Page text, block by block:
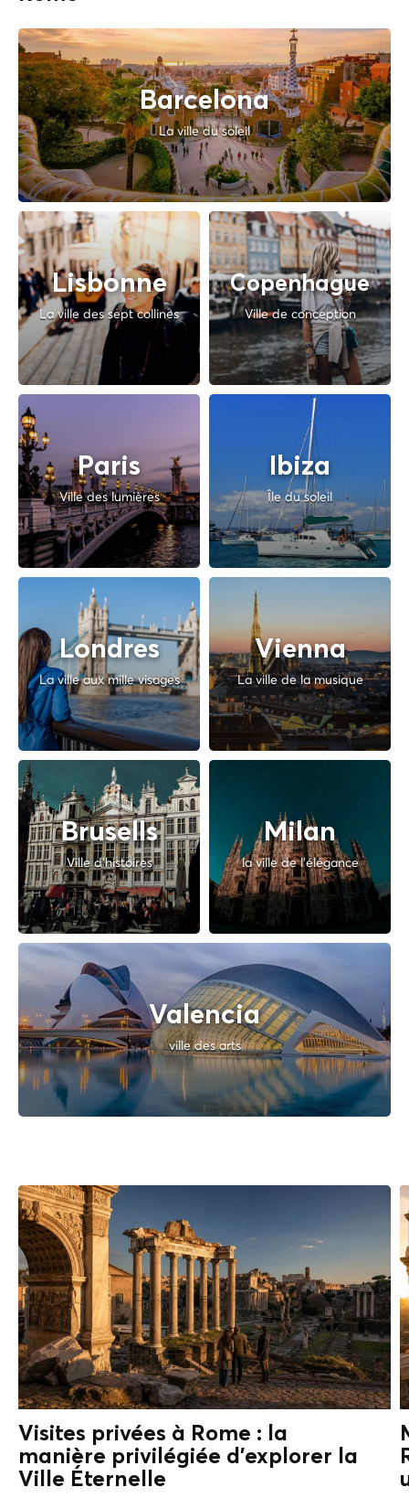
Barcelona
La ville du soleil
Lisbonne
La ville des sept collines
Copenhague
Ville de conception
Paris
Ville des lumières
Ibiza
Île du soleil
Londres
La ville aux mille visages
Vienna
La ville de la musique
Brusells
Ville d'histoires
Milan
la ville de l'élégance
Valencia
ville des arts
Visites privées à Rome : la
manière privilégiée d'explorer
la
Ville Éternelle